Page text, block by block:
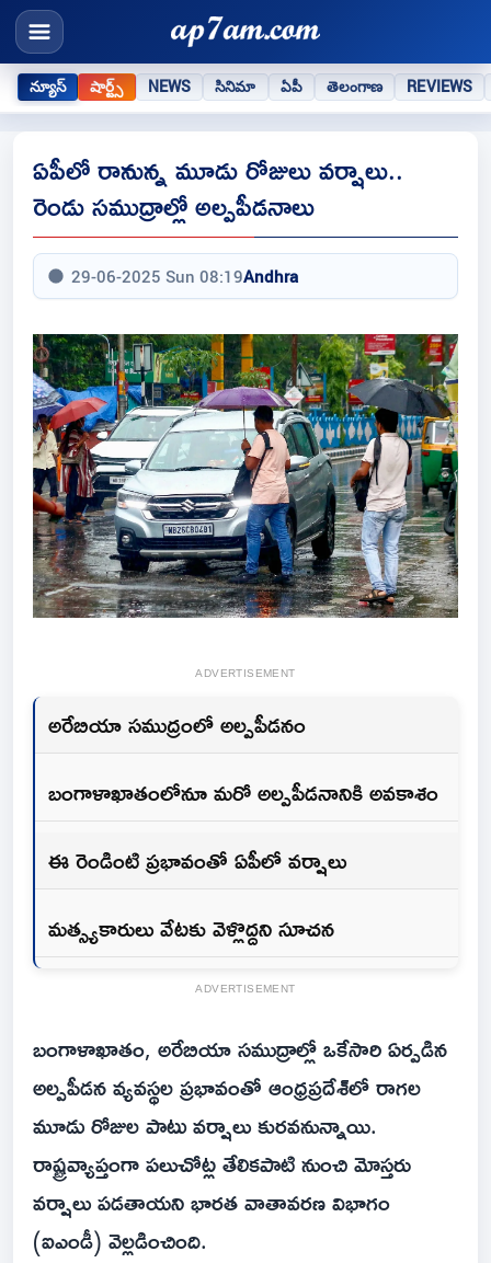
న్యూస్ షార్ట్స్ NEWS సినిమా ఏపీ తెలంగాణ REVIEWS
ఏపీలో రానున్న మూడు రోజులు వర్షాలు..
రెండు సముద్రాల్లో అల్పపీడనాలు
29-06-2025 Sun 08:19Andhra
ADVERTISEMENT
అరేబియా సముద్రంలో అల్పపీడనం
బంగాళాఖాతంలోనూ మరో అల్పపీడనానికి అవకాశం
ఈ రెండింటి ప్రభావంతో ఏపీలో వర్షాలు
మత్స్యకారులు వేటకు వెళ్లొద్దని సూచన
ADVERTISEMENT
బంగాళాఖాతం, అరేబియా సముద్రాల్లో ఒకేసారి ఏర్పడిన
అల్పపీడన వ్యవస్థల ప్రభావంతో ఆంధ్రప్రదేశ్‌లో రాగల
మూడు రోజుల పాటు వర్షాలు కురవనున్నాయి.
రాష్ట్రవ్యాప్తంగా పలుచోట్ల తేలికపాటి నుంచి మోస్తరు
వర్షాలు పడతాయని భారత వాతావరణ విభాగం
(ఐఎండీ) వెల్లడించింది.